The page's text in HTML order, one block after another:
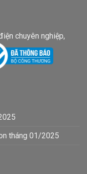
chuyên nghiệp,
tháng 01/2025